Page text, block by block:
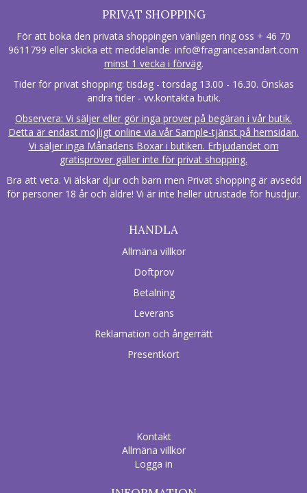
PRIVAT SHOPPING
För att boka den privata shoppingen vänligen ring oss + 46 70
9611799 eller skicka ett meddelande: info@fragrancesandart.com
minst 1 vecka i förväg.
Tider för privat shopping: tisdag - torsdag 13.00 - 16.30. Önskas
andra tider - vv.kontakta butik.
Observera: Vi säljer eller gör inga prover på begäran i vår butik.
Detta är endast möjligt online via vår Sample-tjänst på hemsidan.
Vi säljer inga Månadens Boxar i butiken. Erbjudandet om
gratisprover gäller inte för privat shopping.
Bra att veta. Vi älskar djur och barn men Privat shopping är avsedd
för personer 18 år och äldre! Vi är inte heller utrustade för husdjur.
HANDLA
Allmäna villkor
Doftprov
Betalning
Leverans
Reklamation och ångerrätt
Presentkort
Kontakt
Allmäna villkor
Logga in